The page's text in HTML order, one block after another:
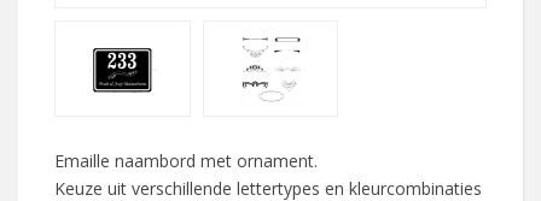
Emaille naambord met ornament.
Keuze uit verschillende lettertypes en kleurcombinaties